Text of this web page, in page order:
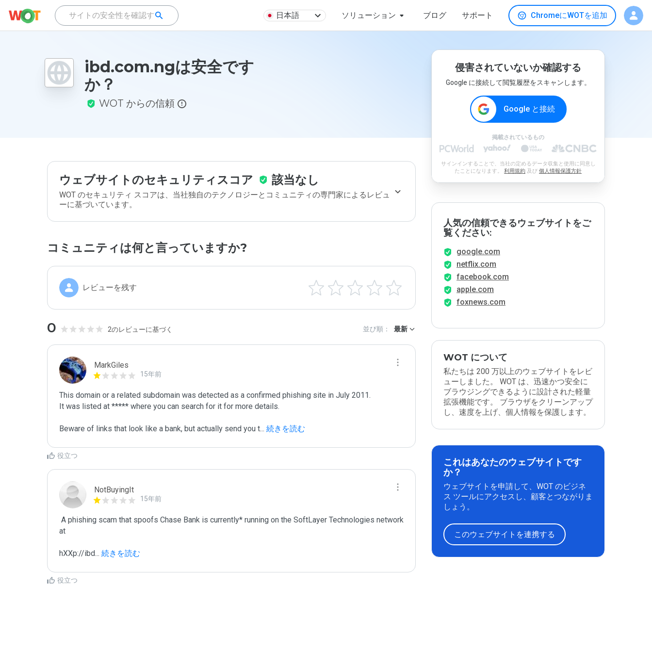
日本語 ソリューション ブログ サポート ChromeにWOTを追加
ibd.com.ngは安全です
か？
WOT からの信頼
ウェブサイトのセキュリティスコア 該当なし
WOT のセキュリティ スコアは、当社独自のテクノロジーとコミュニティの専門家によるレビュ
ーに基づいています。
コミュニティは何と言っていますか?
レビューを残す
0 2のレビューに基づく 並び順： 最新
MarkGiles
15年前
This domain or a related subdomain was detected as a confirmed phishing site in July 2011.
It was listed at ***** where you can search for it for more details.
Beware of links that look like a bank, but actually send you t... 続きを読む
役立つ
NotBuyingIt
15年前
at
hXXp://ibd... 続きを読む
役立つ
侵害されていないか確認する
Google に接続して閲覧履歴をスキャンします。
Google と接続
掲載されているもの
サインインすることで、当社の定めるデータ収集と使用に同意し
たことになります。 利用規約 及び 個人情報保護方針
人気の信頼できるウェブサイトをご
覧ください:
google.com
netflix.com
facebook.com
apple.com
foxnews.com
WOT について
私たちは 200 万以上のウェブサイトをレビ
ューしました。 WOT は、迅速かつ安全に
ブラウジングできるように設計された軽量
拡張機能です。 ブラウザをクリーンアップ
し、速度を上げ、個人情報を保護します。
これはあなたのウェブサイトです
か？
ウェブサイトを申請して、WOT のビジネ
ス ツールにアクセスし、顧客とつながりま
しょう。
このウェブサイトを連携する